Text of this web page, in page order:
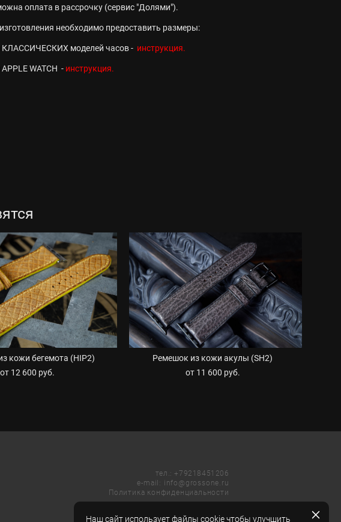
оплата в рассрочку (сервис "Долями").
необходимо предоставить размеры:
КЛАССИЧЕСКИХ моделей часов - инструкция.
WATCH - инструкция.
кожи бегемота (HIP2)
от 12 600 pуб.
Ремешок из кожи акулы (SH2)
от 11 600 pуб.
тел.:+79218451206
e-mail: info@grossone.ru
Политика конфиденциальности
Наш сайт использует файлы cookie чтобы улучшить